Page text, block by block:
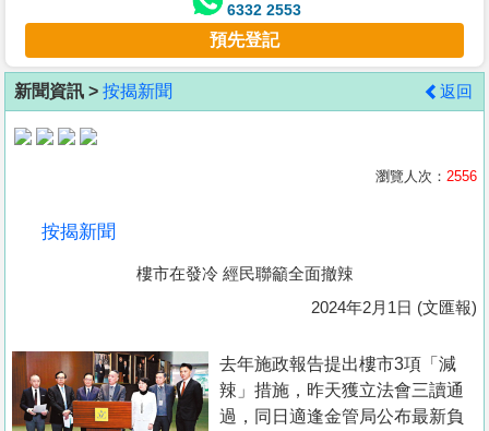
客
地
產
置
業
6332 2553
預先登記
新聞資訊 > 按揭新聞 返回
瀏覽人次： 2556
按揭新聞
樓市在發冷 經民聯籲全面撤辣
2024年2月1日 (文匯報)
去年施政報告提出樓市3項「減
辣」措施，昨天獲立法會三讀通
過，同日適逢金管局公布最新負